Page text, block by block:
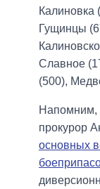
Калиновка
Гущинцы
Славное
(500),
Напомним,
прокурор
основных